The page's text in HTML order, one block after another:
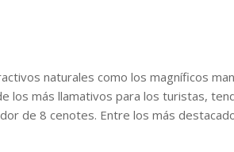
naturales como los magníficos
los más llamativos para los turistas,
de 8 cenotes. Entre los más